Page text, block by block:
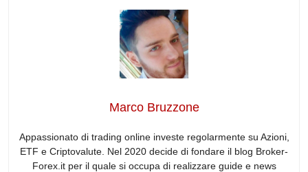
d
di
t
e
a
d
s
at
s
A
p
p
Marco Bruzzone
Appassionato di trading online investe regolarmente su Azioni,
ETF e Criptovalute. Nel 2020 decide di fondare il blog Broker-
Forex.it per il quale si occupa di realizzare guide e news